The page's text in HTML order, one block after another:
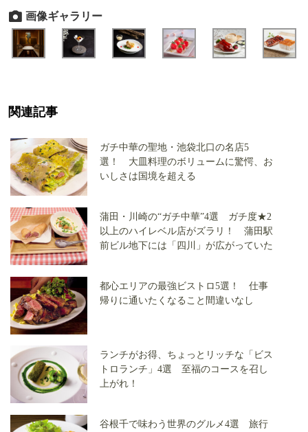
画像ギャラリー
関連記事
ガチ中華の聖地・池袋北口の名店5
選！ 大皿料理のボリュームに驚愕、お
いしさは国境を超える
蒲田・川崎の“ガチ中華”4選 ガチ度★2
以上のハイレベル店がズラリ！ 蒲田駅
前ビル地下には「四川」が広がっていた
都心エリアの最強ビストロ5選！ 仕事
帰りに通いたくなること間違いなし
ランチがお得、ちょっとリッチな「ビス
トロランチ」4選 至福のコースを召し
上がれ！
谷根千で味わう世界のグルメ4選 旅行